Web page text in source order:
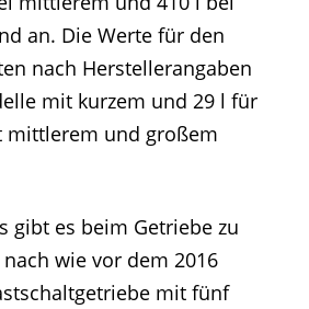
an. Die Werte für den
nach Herstellerangaben
mit kurzem und 29 l für
mittlerem und großem
gibt es beim Getriebe zu
wie vor dem 2016
mit fünf